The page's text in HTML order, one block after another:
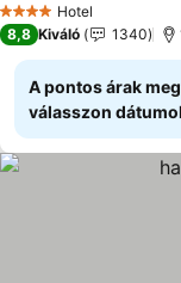
4 KategóriaHotel
8,8 Kiváló 1340
A pontos árak
válasszon